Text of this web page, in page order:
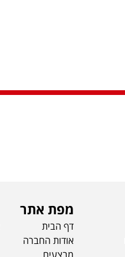
מפת אתר
דף הבית
אודות החברה